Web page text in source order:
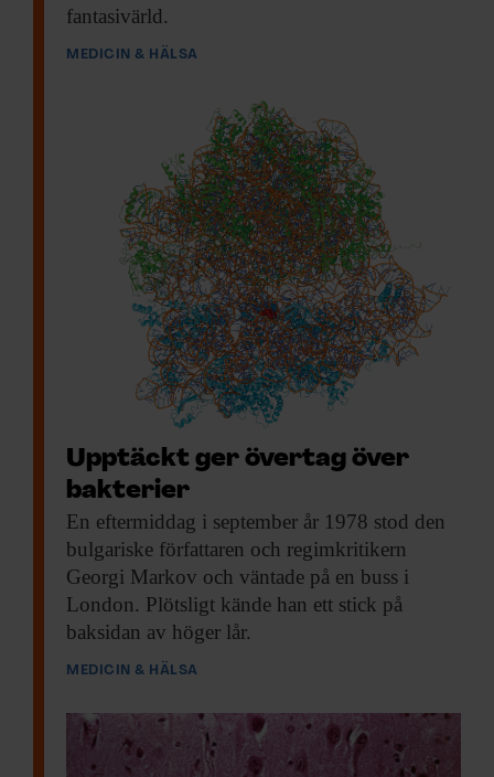
fantasivärld.
MEDICIN & HÄLSA
Upptäckt ger övertag över
bakterier
En eftermiddag i september år 1978 stod den
bulgariske författaren och regimkritikern
Georgi Markov och väntade på en buss i
London. Plötsligt kände han ett stick på
baksidan av höger lår.
MEDICIN & HÄLSA